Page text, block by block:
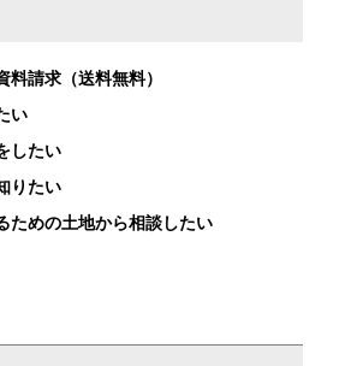
料請求（送料無料）
い
したい
りたい
ための土地から相談したい